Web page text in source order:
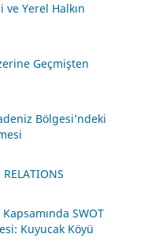
Yerel Halkın
Geçmişten
Bölgesi’ndeki
SWOT
Kuyucak Köyü